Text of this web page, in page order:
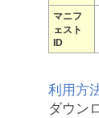
マニフ
ェスト
ID
利用方
ダウン